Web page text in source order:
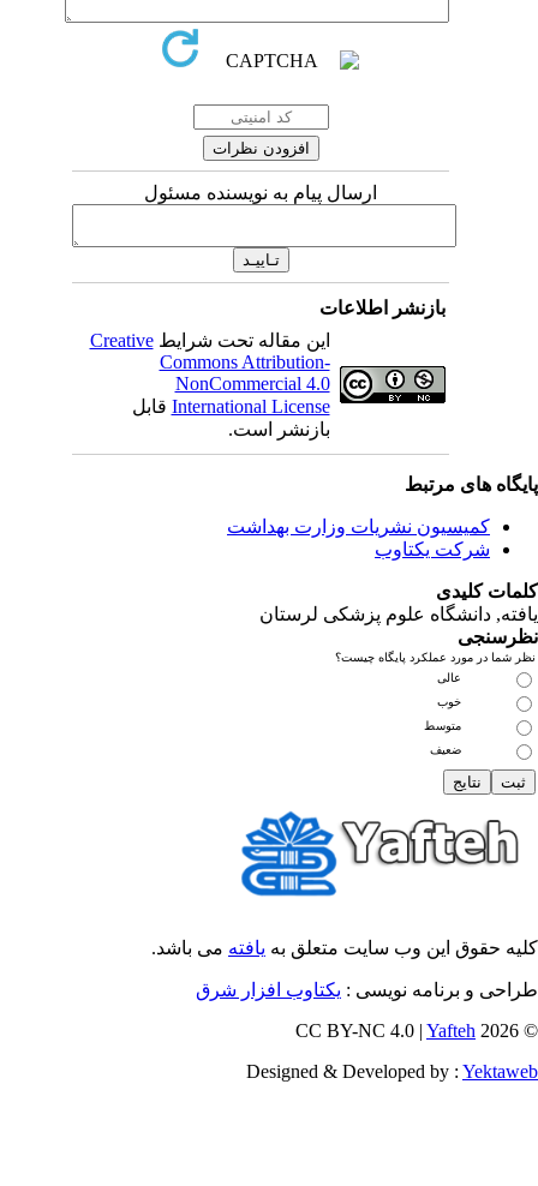
ارسال پیام به نویسنده مسئول
بازنشر اطلاعات
این مقاله تحت شرایطCreative
Commons Attribution-
NonCommercial 4.0
International Licenseقابل
بازنشر است.
های مرتبط
کمیسیون نشریات وزارت بهداشت
شرکت یکتاوب
کلیدی
, دانشگاه علوم پزشکی لرستان
شما در مورد عملکرد پایگاه چیست؟
عالی
خوب
متوسط
ضعیف
حقوق این وب سایت متعلق بهیافتهمی باشد.
و برنامه نویسی : یکتاوب افزار شرق
©
Yafteh
Designed & Developed by :